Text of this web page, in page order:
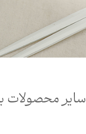
سایر محصولات